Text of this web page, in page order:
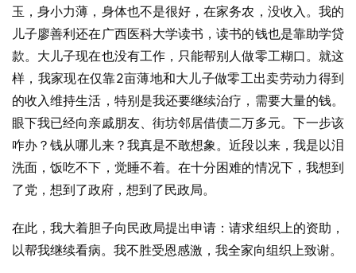
玉，身小力薄，身体也不是很好，在家务农，没收入。我的
儿子廖善利还在广西医科大学读书，读书的钱也是靠助学贷
款。大儿子现在也没有工作，只能帮别人做零工糊口。就这
样，我家现在仅靠2亩薄地和大儿子做零工出卖劳动力得到
的收入维持生活，特别是我还要继续治疗，需要大量的钱。
眼下我已经向亲戚朋友、街坊邻居借债二万多元。下一步该
咋办？钱从哪儿来？我真是不敢想象。近段以来，我是以泪
洗面，饭吃不下，觉睡不着。在十分困难的情况下，我想到
了党，想到了政府，想到了民政局。
在此，我大着胆子向民政局提出申请：请求组织上的资助，
以帮我继续看病。我不胜受恩感激，我全家向组织上致谢。